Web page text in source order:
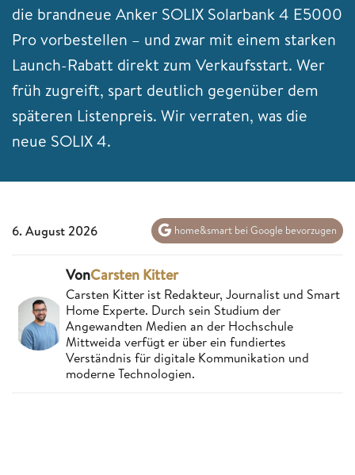
die brandneue Anker SOLIX Solarbank 4 E5000
Pro vorbestellen – und zwar mit einem starken
Launch-Rabatt direkt zum Verkaufsstart. Wer
früh zugreift, spart deutlich gegenüber dem
späteren Listenpreis. Wir verraten, was die
neue SOLIX 4.
6. August 2026 home&smart bei Google bevorzugen
VonCarsten Kitter
Carsten Kitter ist Redakteur, Journalist und Smart
Home Experte. Durch sein Studium der
Angewandten Medien an der Hochschule
Mittweida verfügt er über ein fundiertes
Verständnis für digitale Kommunikation und
moderne Technologien.